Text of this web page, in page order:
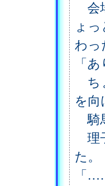
会
ょ
わっ
「
ち
を向
騎
理
た。
「